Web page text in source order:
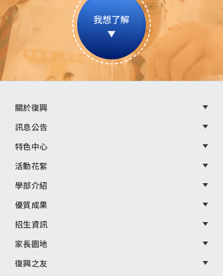
我想了解
頁
尾
選
單
關於復興
訊息公告
特色中心
活動花絮
學部介紹
優質成果
招生資訊
家長園地
復興之友